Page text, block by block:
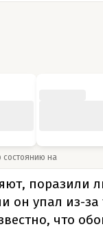
состоянию на
поразили
он упал из-за
что